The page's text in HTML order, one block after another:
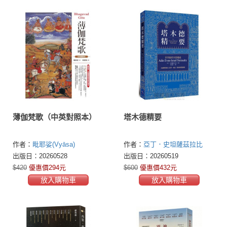
薄伽梵歌（中英對照本）
作者： 毗耶娑(Vyāsa)
出版日：20260528
$420 優惠價294元
放入購物車
塔木德精要
作者： 亞丁．史坦薩茲拉比
(Adin Even-Israel Steinsaltz)
出版日：20260519
$600 優惠價432元
放入購物車